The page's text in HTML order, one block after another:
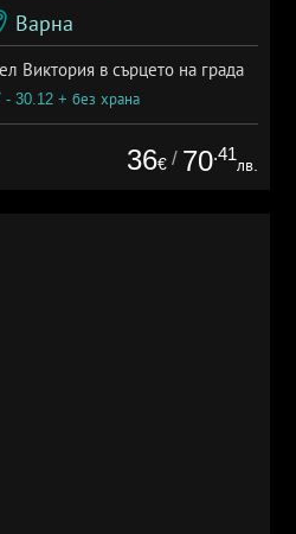
Варна
Виктория в сърцето на града
- 30.12 + без храна
36€ / 70.41
лв.